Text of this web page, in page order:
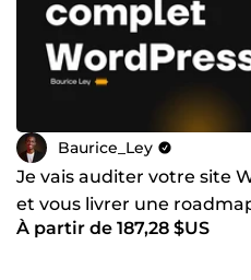
Baurice_Ley
Je vais auditer votre site
et vous livrer une
À partir de 187,28 $US